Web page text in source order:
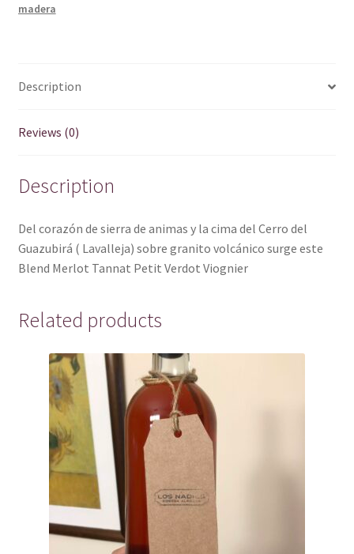
madera
Description
Reviews (0)
Description
Del corazón de sierra de animas y la cima del Cerro del
Guazubirá ( Lavalleja) sobre granito volcánico surge este
Blend Merlot Tannat Petit Verdot Viognier
Related products